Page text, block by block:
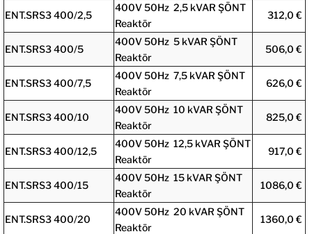
ENT.SRS3 400/2,5
400V 50Hz 2,5 kVAR ŞÖNT
Reaktör
312,0 €
ENT.SRS3 400/5
400V 50Hz 5 kVAR ŞÖNT
Reaktör
506,0 €
ENT.SRS3 400/7,5
400V 50Hz 7,5 kVAR ŞÖNT
Reaktör
626,0 €
ENT.SRS3 400/10
400V 50Hz 10 kVAR ŞÖNT
Reaktör
825,0 €
ENT.SRS3 400/12,5
400V 50Hz 12,5 kVAR ŞÖNT
Reaktör
917,0 €
ENT.SRS3 400/15
400V 50Hz 15 kVAR ŞÖNT
Reaktör
1086,0 €
ENT.SRS3 400/20
400V 50Hz 20 kVAR ŞÖNT
Reaktör
1360,0 €